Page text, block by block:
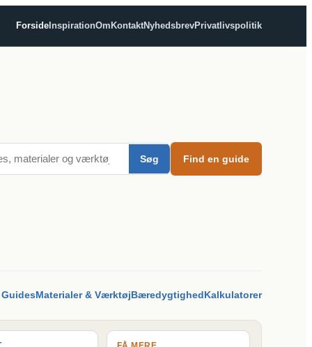
Forside InspirationOm KontaktNyhedsbrevPrivatlivspolitik
Søg Find en guide
GuidesMaterialer & VærktøjBæredygtighedKalkulatorer